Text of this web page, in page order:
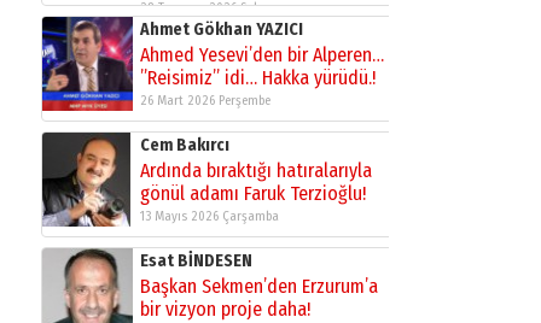
28 Temmuz 2026 Salı
Ahmet Gökhan YAZICI
Ahmed Yesevi’den bir Alperen…
”Reisimiz” idi… Hakka yürüdü.!
26 Mart 2026 Perşembe
Cem Bakırcı
Ardında bıraktığı hatıralarıyla
gönül adamı Faruk Terzioğlu!
13 Mayıs 2026 Çarşamba
Esat BİNDESEN
Başkan Sekmen’den Erzurum’a
bir vizyon proje daha!